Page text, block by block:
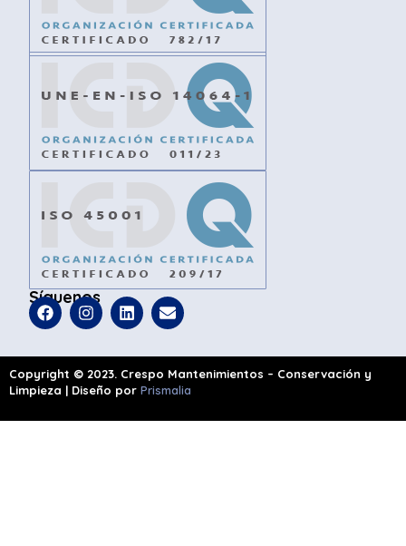
Síguenos
Copyright © 2023. Crespo Mantenimientos – Conservación y
Limpieza | Diseño por Prismalia